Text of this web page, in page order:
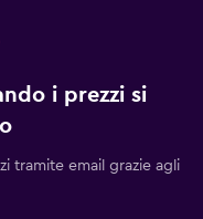
i prezzi si
tramite email grazie agli